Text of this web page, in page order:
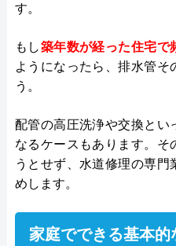
す。
もし築年数が経った住宅で
ようになったら、排水管そ
う。
配管の高圧洗浄や交換とい
なるケースもあります。そ
うとせず、水道修理の専
めします。
家庭でできる基本的